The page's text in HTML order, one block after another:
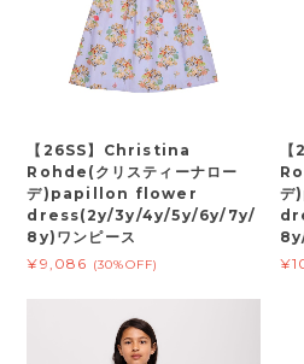
【26SS】Christina
Rohde(クリスティーナロー
デ)papillon flower
dress(2y/3y/4y/5y/6y/7y/
8y)ワンピース
¥9,086 (30%OFF)